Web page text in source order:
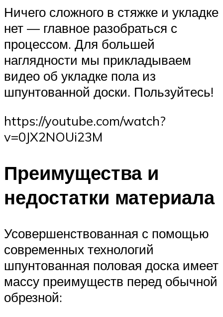
Ничего сложного в стяжке и укладке
нет — главное разобраться с
процессом. Для большей
наглядности мы прикладываем
видео об укладке пола из
шпунтованной доски. Пользуйтесь!
https://youtube.com/watch?
v=0JX2NOUi23M
Преимущества и
недостатки материала
Усовершенствованная с помощью
современных технологий
шпунтованная половая доска имеет
массу преимуществ перед обычной
обрезной: